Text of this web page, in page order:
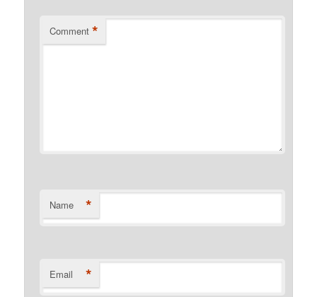
Comment *
Name *
Email *